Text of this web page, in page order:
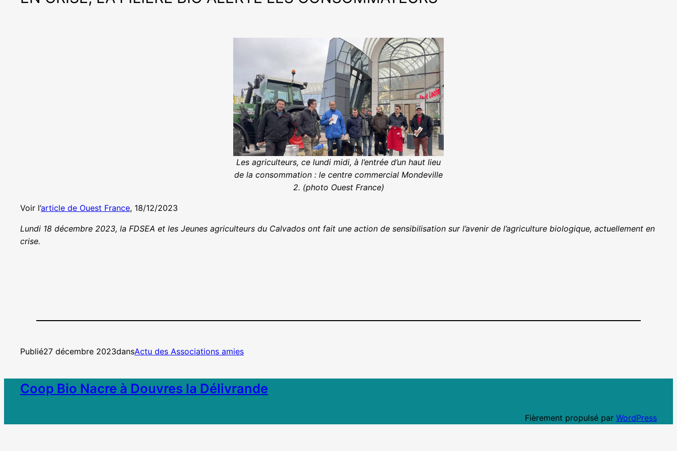
Les agriculteurs, ce lundi midi, à l’entrée d’un haut lieu
de la consommation : le centre commercial Mondeville
2. (photo Ouest France)
Voir l’article de Ouest France, 18/12/2023
Lundi 18 décembre 2023, la FDSEA et les Jeunes agriculteurs du Calvados ont fait une action de sensibilisation sur l’avenir de l’agriculture biologique, actuellement en
crise.
Publié27 décembre 2023dansActu des Associations amies
Coop Bio Nacre à Douvres la Délivrande
Fièrement propulsé par WordPress